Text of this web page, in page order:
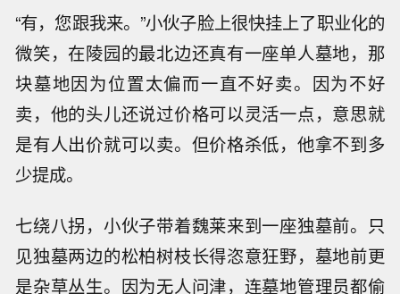
“有，您跟我来。”小伙子脸上很快挂上了职业化的
微笑，在陵园的最北边还真有一座单人墓地，那
块墓地因为位置太偏而一直不好卖。因为不好
卖，他的头儿还说过价格可以灵活一点，意思就
是有人出价就可以卖。但价格杀低，他拿不到多
少提成。
七绕八拐，小伙子带着魏莱来到一座独墓前。只
见独墓两边的松柏树枝长得恣意狂野，墓地前更
是杂草丛生。因为无人问津，连墓地管理员都偷